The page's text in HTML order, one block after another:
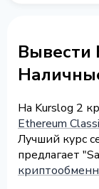
Вывести
На Kurslog 2
Ethereum
Лучший курс
предлагает